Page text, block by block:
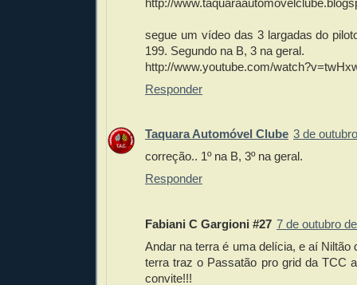
segue um vídeo das 3 largadas do
199. Segundo na B, 3 na geral.
http://www.youtube.com/
Responder
Taquara Automóvel Clube 3 de
correção.. 1º na B, 3º na geral.
Responder
Fabiani C Gargioni #27 7 de outubro
Andar na terra é uma delícia, e aí Niltão
terra traz o Passatão pro grid da TCC
convite!!!